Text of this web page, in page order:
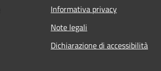
Informativa privacy
Note legali
Dichiarazione di accessibilità